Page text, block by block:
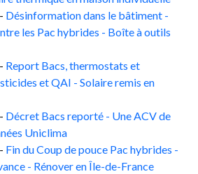
Désinformation dans le bâtiment -
les Pac hybrides - Boîte à outils
Report Bacs, thermostats et
et QAI - Solaire remis en
Décret Bacs reporté - Une ACV de
Uniclima
Fin du Coup de pouce Pac hybrides -
- Rénover en Île-de-France